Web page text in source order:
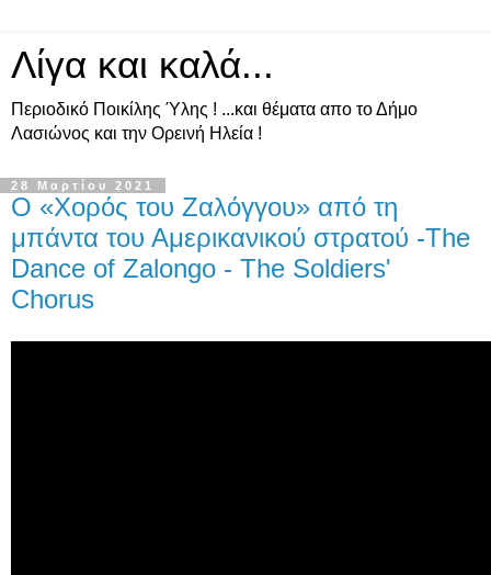
Λίγα και καλά...
Περιοδικό Ποικίλης Ύλης ! ...και θέματα απο το Δήμο
Λασιώνος και την Ορεινή Ηλεία !
28 Μαρτίου 2021
Ο «Χορός του Ζαλόγγου» από τη
μπάντα του Αμερικανικού στρατού -The
Dance of Zalongo - The Soldiers'
Chorus